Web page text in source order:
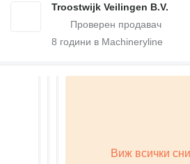
Troostwijk Veilingen B.V.
8 години в Machineryline